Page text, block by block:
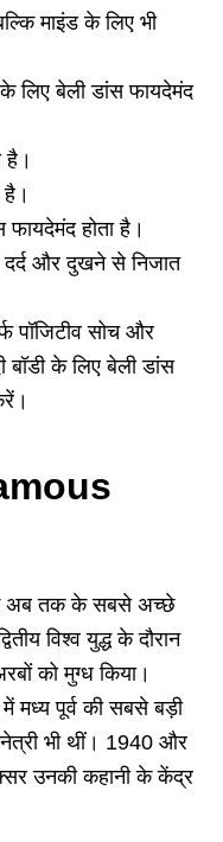
माइंड के लिए भी
लिए बेली डांस फायदेमंद
है।
फायदेमंद होता है।
और दुखने से निजात
पॉजिटीव सोच और
बॉडी के लिए बेली डांस
अब तक के सबसे अच्छे
विश्व युद्ध के दौरान
को मुग्ध किया।
मध्य पूर्व की सबसे बड़ी
भी थीं। 1940 और
उनकी कहानी के केंद्र